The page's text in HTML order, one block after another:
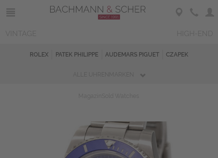
ROLEX PATEK PHILIPPE AUDEMARS PIGUET CZAPEK